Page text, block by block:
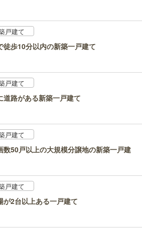
戸建て
徒歩10分以内の新築一戸建て
戸建て
道路がある新築一戸建て
戸建て
数50戸以上の大規模分譲地の新築一戸建
戸建て
が2台以上ある一戸建て